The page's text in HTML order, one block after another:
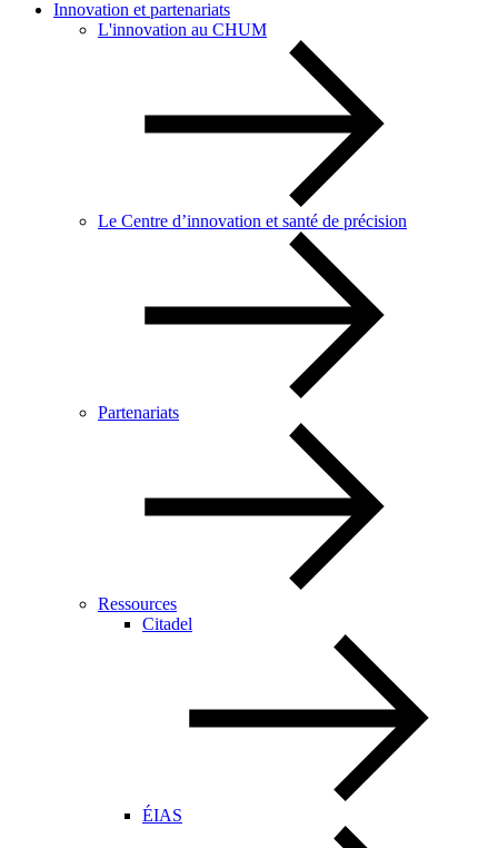
Innovation et partenariats
L'innovation au CHUM
Le Centre d’innovation et santé de précision
Partenariats
Ressources
Citadel
ÉIAS